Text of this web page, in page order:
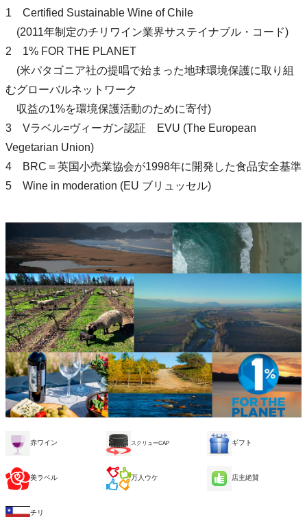
1 Certified Sustainable Wine of Chile
(2011年制定のチリワイン業界サステイナブル・コード)
2 1% FOR THE PLANET
(米パタゴニア社の提唱で始まった地球環境保護に取り組
むグローバルネットワーク
収益の1%を環境保護活動のために寄付)
3 Vラベル=ヴィーガン認証 EVU (The European
Vegetarian Union)
4 BRC＝英国小売業協会が1998年に開発した食品安全基準
5 Wine in moderation (EU ブリュッセル)
赤ワイン スクリューCAP ギフト
美ラベル 万人ウケ 店主絶賛
チリ